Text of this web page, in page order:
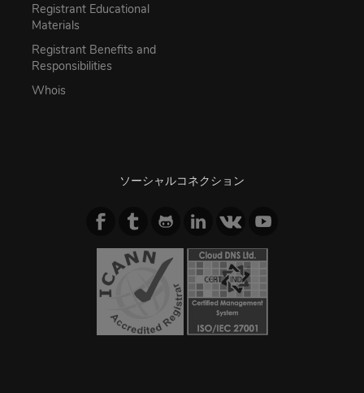
Registrant Educational
Materials
Registrant Benefits and
Responsibilities
Whois
ソーシャルコネクション